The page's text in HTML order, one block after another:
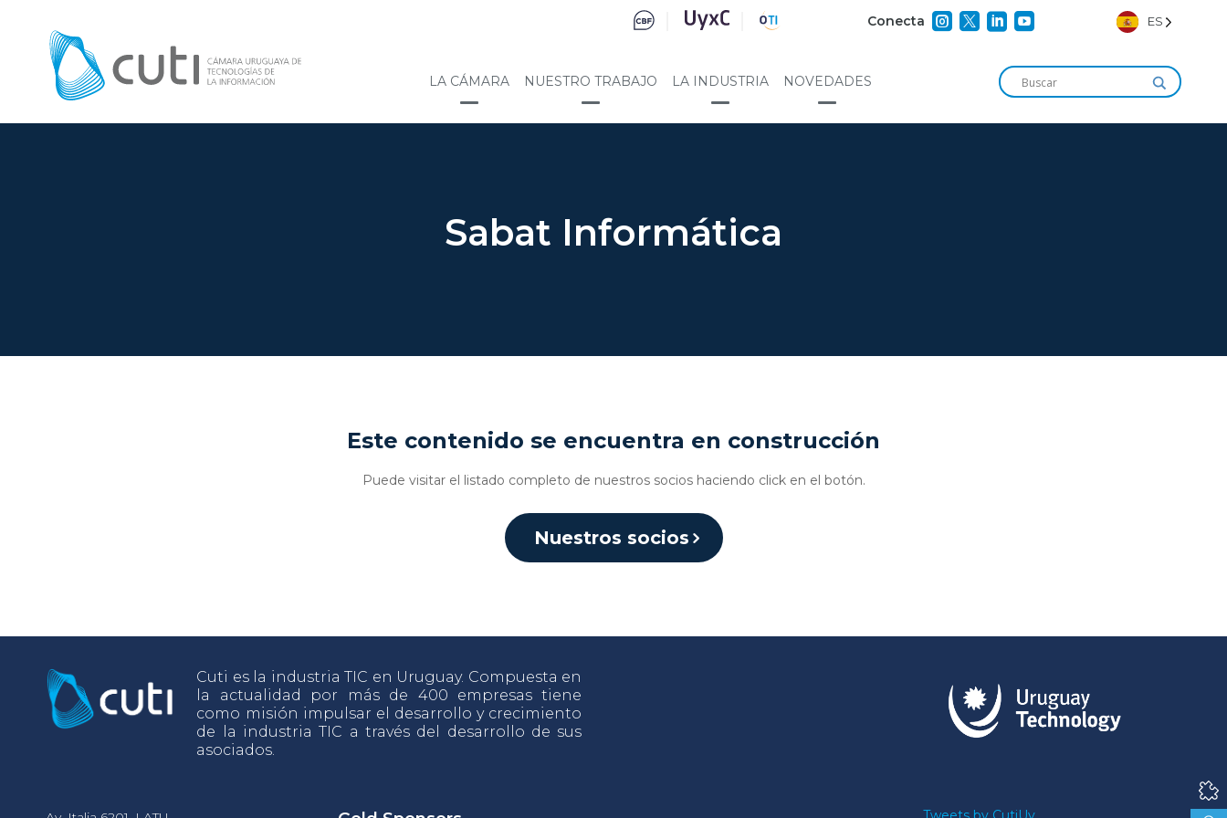
Conecta     ES
LA CÁMARA NUESTRO TRABAJO LA INDUSTRIA NOVEDADES
Sabat Informática
Este contenido se encuentra en construcción
Puede visitar el listado completo de nuestros socios haciendo click en el botón.
Nuestros socios
Cuti es la industria TIC en Uruguay. Compuesta en
la actualidad por más de 400 empresas tiene
como misión impulsar el desarrollo y crecimiento
de la industria TIC a través del desarrollo de sus
asociados.